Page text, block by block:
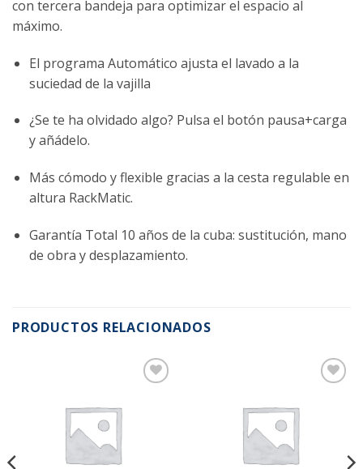
con tercera bandeja para optimizar el espacio al
máximo.
El programa Automático ajusta el lavado a la
suciedad de la vajilla
¿Se te ha olvidado algo? Pulsa el botón pausa+carga
y añádelo.
Más cómodo y flexible gracias a la cesta regulable en
altura RackMatic.
Garantía Total 10 años de la cuba: sustitución, mano
de obra y desplazamiento.
PRODUCTOS RELACIONADOS